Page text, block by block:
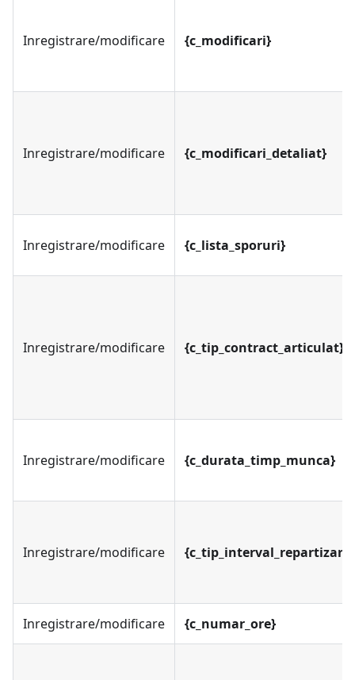
Inregistrare/modificare {c_modificari}
Inregistrare/modificare {c_modificari_detaliat}
Inregistrare/modificare {c_lista_sporuri}
Inregistrare/modificare {c_tip_contract_articulat}
Inregistrare/modificare {c_durata_timp_munca}
Inregistrare/modificare {c_tip_interval_repartizare}
Inregistrare/modificare {c_numar_ore}